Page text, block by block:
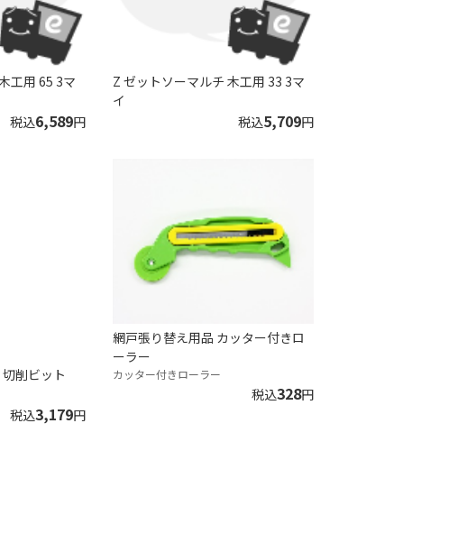
工用 65 3マ
税込6,589円
Z ゼットソーマルチ 木工用 33 3マ
イ
税込5,709円
削ビット
税込3,179円
網戸張り替え用品 カッター付きロ
ーラー
カッター付きローラー
税込328円